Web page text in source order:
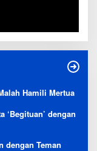
Hamili Mertua
‘Begituan’ dengan
dengan Teman